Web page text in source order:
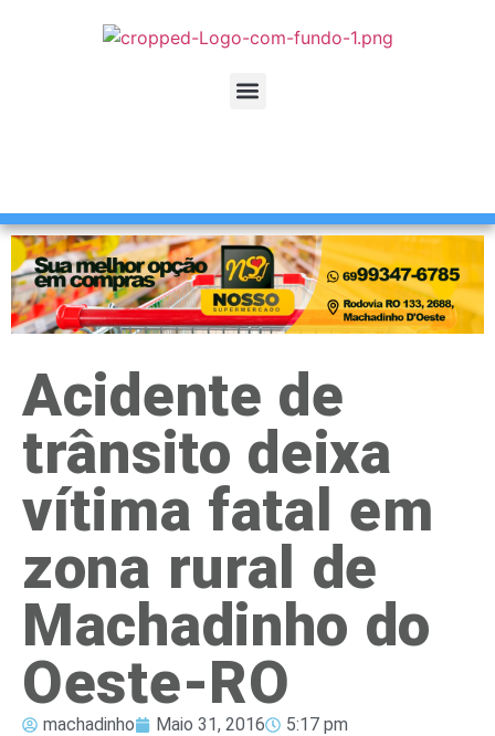
Acidente de
trânsito deixa
vítima fatal em
zona rural de
Machadinho do
Oeste-RO
machadinho Maio 31, 2016 5:17 pm